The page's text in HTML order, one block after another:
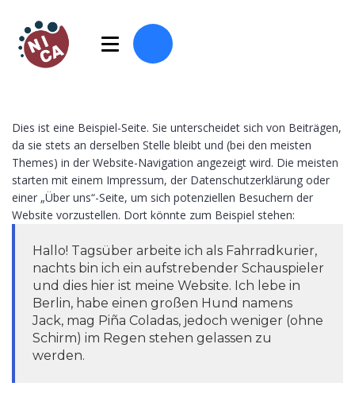
Dies ist eine Beispiel-Seite. Sie unterscheidet sich von Beiträgen,
da sie stets an derselben Stelle bleibt und (bei den meisten
Themes) in der Website-Navigation angezeigt wird. Die meisten
starten mit einem Impressum, der Datenschutzerklärung oder
einer „Über uns“-Seite, um sich potenziellen Besuchern der
Website vorzustellen. Dort könnte zum Beispiel stehen:
Hallo! Tagsüber arbeite ich als Fahrradkurier,
nachts bin ich ein aufstrebender Schauspieler
und dies hier ist meine Website. Ich lebe in
Berlin, habe einen großen Hund namens
Jack, mag Piña Coladas, jedoch weniger (ohne
Schirm) im Regen stehen gelassen zu
werden.